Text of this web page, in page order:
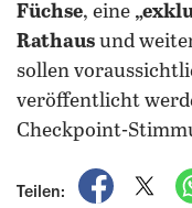
Füchse, eine
Rathaus und
sollen
veröffentlicht
Checkpoint-
Teilen:
auf